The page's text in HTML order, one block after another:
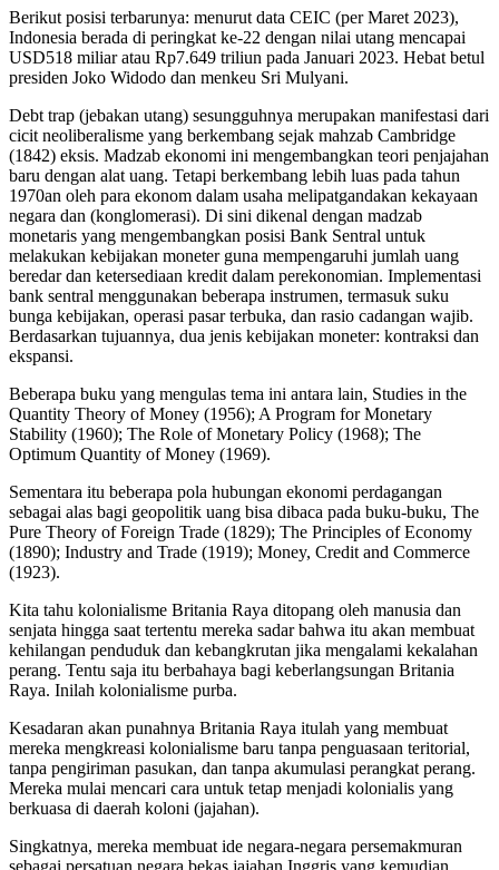
Berikut posisi terbarunya: menurut data CEIC (per Maret 2023),
Indonesia berada di peringkat ke-22 dengan nilai utang mencapai
USD518 miliar atau Rp7.649 triliun pada Januari 2023. Hebat betul
presiden Joko Widodo dan menkeu Sri Mulyani.
Debt trap (jebakan utang) sesungguhnya merupakan manifestasi dari
cicit neoliberalisme yang berkembang sejak mahzab Cambridge
(1842) eksis. Madzab ekonomi ini mengembangkan teori penjajahan
baru dengan alat uang. Tetapi berkembang lebih luas pada tahun
1970an oleh para ekonom dalam usaha melipatgandakan kekayaan
negara dan (konglomerasi). Di sini dikenal dengan madzab
monetaris yang mengembangkan posisi Bank Sentral untuk
melakukan kebijakan moneter guna mempengaruhi jumlah uang
beredar dan ketersediaan kredit dalam perekonomian. Implementasi
bank sentral menggunakan beberapa instrumen, termasuk suku
bunga kebijakan, operasi pasar terbuka, dan rasio cadangan wajib.
Berdasarkan tujuannya, dua jenis kebijakan moneter: kontraksi dan
ekspansi.
Beberapa buku yang mengulas tema ini antara lain, Studies in the
Quantity Theory of Money (1956); A Program for Monetary
Stability (1960); The Role of Monetary Policy (1968); The
Optimum Quantity of Money (1969).
Sementara itu beberapa pola hubungan ekonomi perdagangan
sebagai alas bagi geopolitik uang bisa dibaca pada buku-buku, The
Pure Theory of Foreign Trade (1829); The Principles of Economy
(1890); Industry and Trade (1919); Money, Credit and Commerce
(1923).
Kita tahu kolonialisme Britania Raya ditopang oleh manusia dan
senjata hingga saat tertentu mereka sadar bahwa itu akan membuat
kehilangan penduduk dan kebangkrutan jika mengalami kekalahan
perang. Tentu saja itu berbahaya bagi keberlangsungan Britania
Raya. Inilah kolonialisme purba.
Kesadaran akan punahnya Britania Raya itulah yang membuat
mereka mengkreasi kolonialisme baru tanpa penguasaan teritorial,
tanpa pengiriman pasukan, dan tanpa akumulasi perangkat perang.
Mereka mulai mencari cara untuk tetap menjadi kolonialis yang
berkuasa di daerah koloni (jajahan).
Singkatnya, mereka membuat ide negara-negara persemakmuran